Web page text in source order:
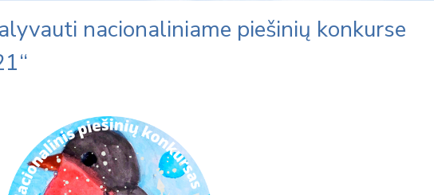
nacionaliniame piešinių konkurse